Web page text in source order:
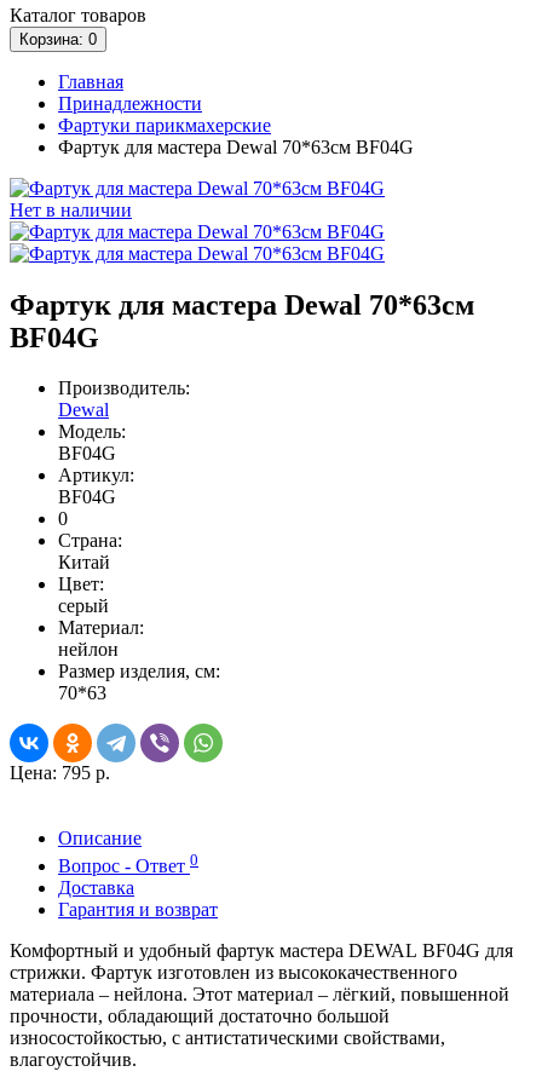
Каталог товаров
Корзина: 0
Главная
Принадлежности
Фартуки парикмахерские
Фартук для мастера Dewal 70*63см BF04G
Нет в наличии
Фартук для мастера Dewal 70*63см
BF04G
Производитель:
Dewal
Модель:
BF04G
Артикул:
BF04G
0
Страна:
Китай
Цвет:
серый
Материал:
нейлон
Размер изделия, см:
70*63
Цена: 795 р.
Описание
Вопрос - Ответ 0
Доставка
Гарантия и возврат
Комфортный и удобный фартук мастера DEWAL BF04G для
стрижки. Фартук изготовлен из высококачественного
материала – нейлона. Этот материал – лёгкий, повышенной
прочности, обладающий достаточно большой
износостойкостью, с антистатическими свойствами,
влагоустойчив.